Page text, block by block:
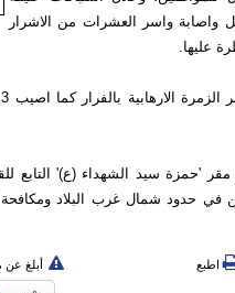
واصابة واسر العشرات من الاشرار
عليها.
'حمزة سيد الشهداء (ع)' التابع
في حدود شمال غرب البلاد
اطبع أبلغ